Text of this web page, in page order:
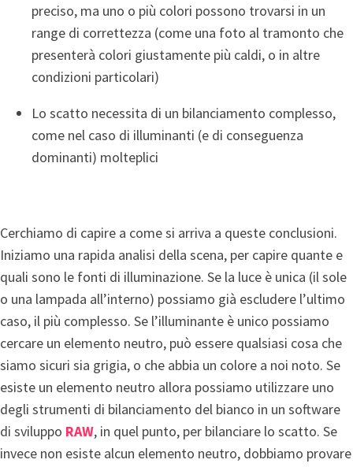
preciso, ma uno o più colori possono trovarsi in un
range di correttezza (come una foto al tramonto che
presenterà colori giustamente più caldi, o in altre
condizioni particolari)
Lo scatto necessita di un bilanciamento complesso,
come nel caso di illuminanti (e di conseguenza
dominanti) molteplici
Cerchiamo di capire a come si arriva a queste conclusioni.
Iniziamo una rapida analisi della scena, per capire quante e
quali sono le fonti di illuminazione. Se la luce è unica (il sole
o una lampada all’interno) possiamo già escludere l’ultimo
caso, il più complesso. Se l’illuminante è unico possiamo
cercare un elemento neutro, può essere qualsiasi cosa che
siamo sicuri sia grigia, o che abbia un colore a noi noto. Se
esiste un elemento neutro allora possiamo utilizzare uno
degli strumenti di bilanciamento del bianco in un software
di sviluppo RAW, in quel punto, per bilanciare lo scatto. Se
invece non esiste alcun elemento neutro, dobbiamo provare